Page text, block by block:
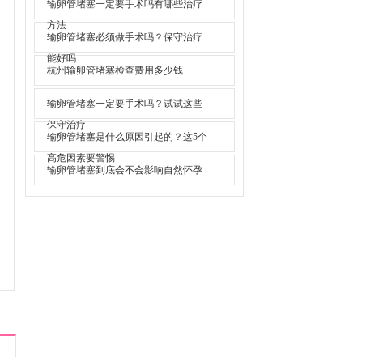
输卵管堵塞一定要手术吗有哪些治疗
方法
输卵管堵塞必须做手术吗？保守治疗
能好吗
杭州输卵管堵塞检查费用多少钱
输卵管堵塞一定要手术吗？试试这些
保守治疗
输卵管堵塞是什么原因引起的？这5个
高危因素要警惕
输卵管堵塞到底会不会影响自然怀孕